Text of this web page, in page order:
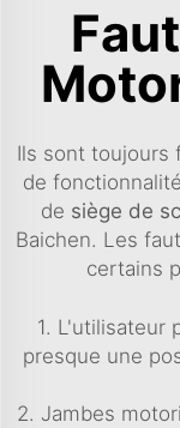
Ils sont toujours
de
de siège de
Baichen. Les
certains
1. L'utilisateur
presque une
2. Jambes